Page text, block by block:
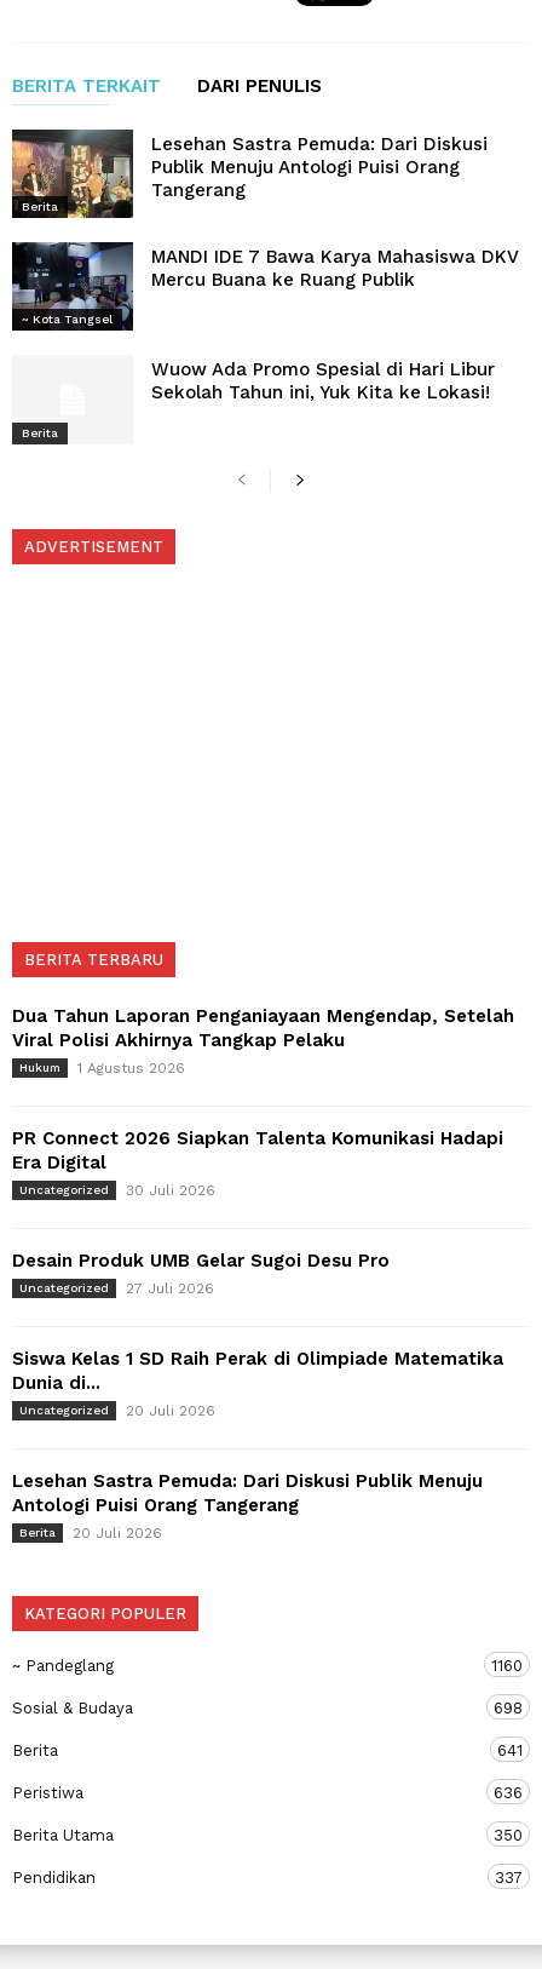
BERITA TERKAIT DARI PENULIS
Berita
Lesehan Sastra Pemuda: Dari Diskusi
Publik Menuju Antologi Puisi Orang
Tangerang
~ Kota Tangsel
MANDI IDE 7 Bawa Karya Mahasiswa DKV
Mercu Buana ke Ruang Publik
Berita
Wuow Ada Promo Spesial di Hari Libur
Sekolah Tahun ini, Yuk Kita ke Lokasi!
ADVERTISEMENT
BERITA TERBARU
Dua Tahun Laporan Penganiayaan Mengendap, Setelah
Viral Polisi Akhirnya Tangkap Pelaku
Hukum 1 Agustus 2026
PR Connect 2026 Siapkan Talenta Komunikasi Hadapi
Era Digital
Uncategorized 30 Juli 2026
Desain Produk UMB Gelar Sugoi Desu Pro
Uncategorized 27 Juli 2026
Siswa Kelas 1 SD Raih Perak di Olimpiade Matematika
Dunia di...
Uncategorized 20 Juli 2026
Lesehan Sastra Pemuda: Dari Diskusi Publik Menuju
Antologi Puisi Orang Tangerang
Berita 20 Juli 2026
KATEGORI POPULER
~ Pandeglang 1160
Sosial & Budaya 698
Berita 641
Peristiwa 636
Berita Utama 350
Pendidikan 337